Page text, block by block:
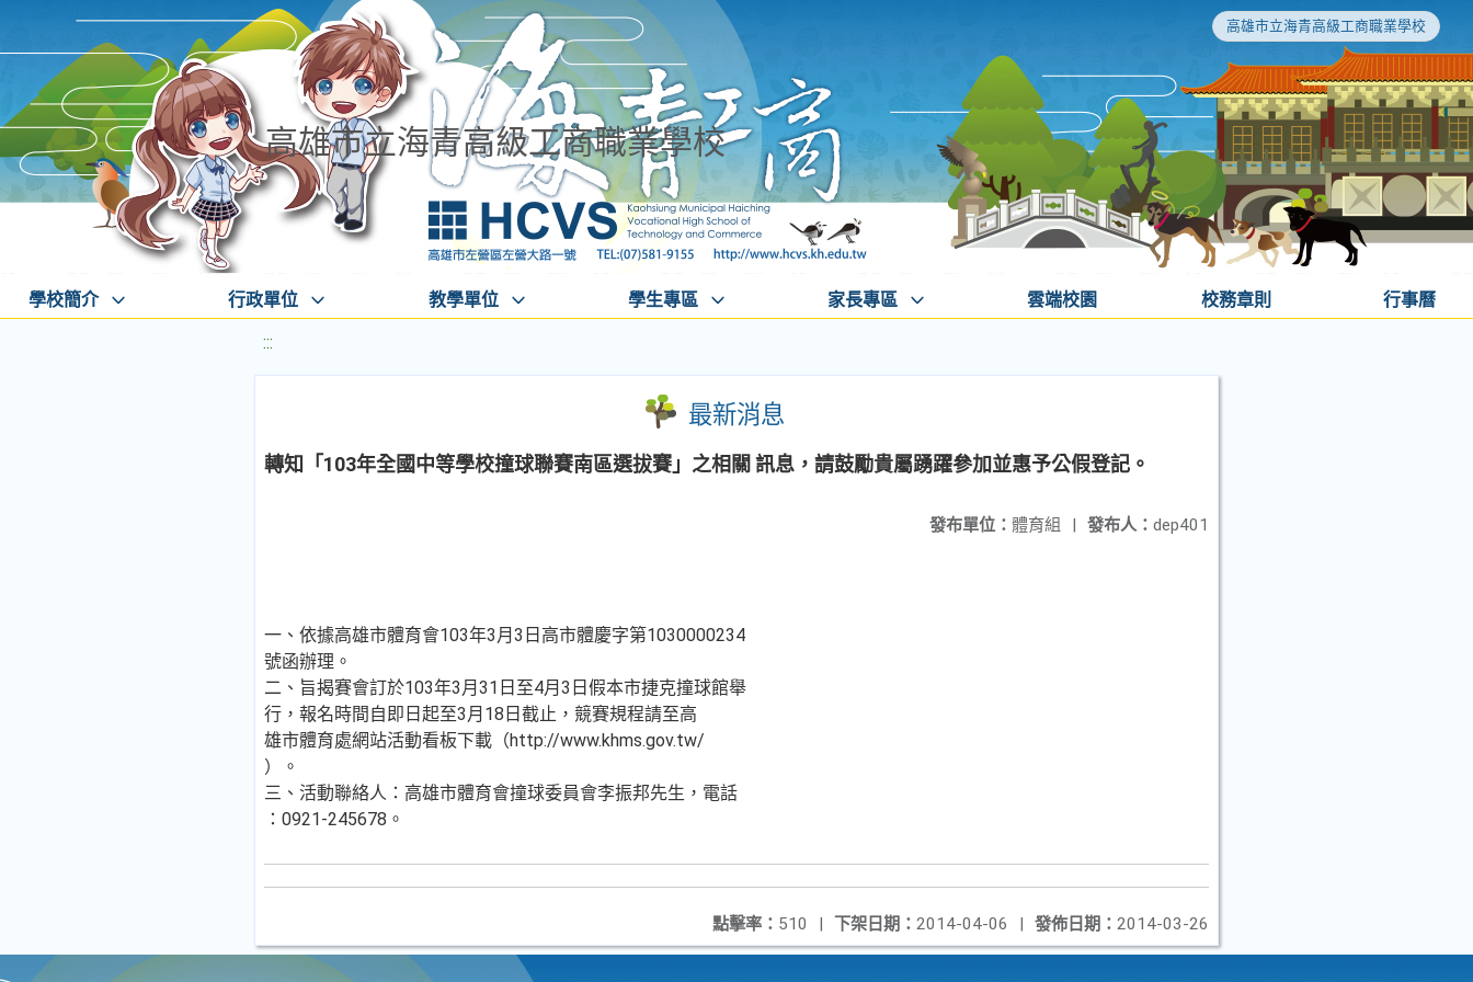
高雄市立海青高級工商職業學校
高雄市立海青高級工商職業學校
學校簡介 行政單位 教學單位 學生專區 家長專區 雲端校園 校務章則 行事曆
:::
最新消息
轉知「103年全國中等學校撞球聯賽南區選拔賽」之相關 訊息，請鼓勵貴屬踴躍參加並惠予公假登記。
發布人： dep401
發布單位： 體育組 |
一、依據高雄市體育會103年3月3日高市體慶字第1030000234
號函辦理。
二、旨揭賽會訂於103年3月31日至4月3日假本市捷克撞球館舉
行，報名時間自即日起至3月18日截止，競賽規程請至高
雄市體育處網站活動看板下載（http://www.khms.gov.tw/
）。
三、活動聯絡人：高雄市體育會撞球委員會李振邦先生，電話
：0921-245678。
發佈日期： 2014-03-26
下架日期： 2014-04-06 |
點擊率： 510 |